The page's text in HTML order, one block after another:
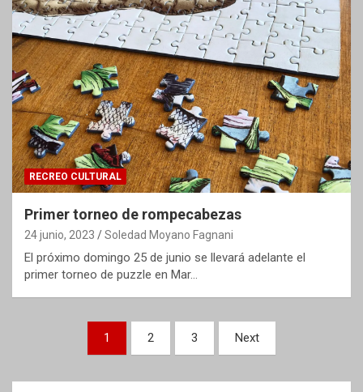
RECREO CULTURAL
Primer torneo de rompecabezas
24 junio, 2023 Soledad Moyano Fagnani
El próximo domingo 25 de junio se llevará adelante el
primer torneo de puzzle en Mar…
Paginación
entradas
1 2 3 Next